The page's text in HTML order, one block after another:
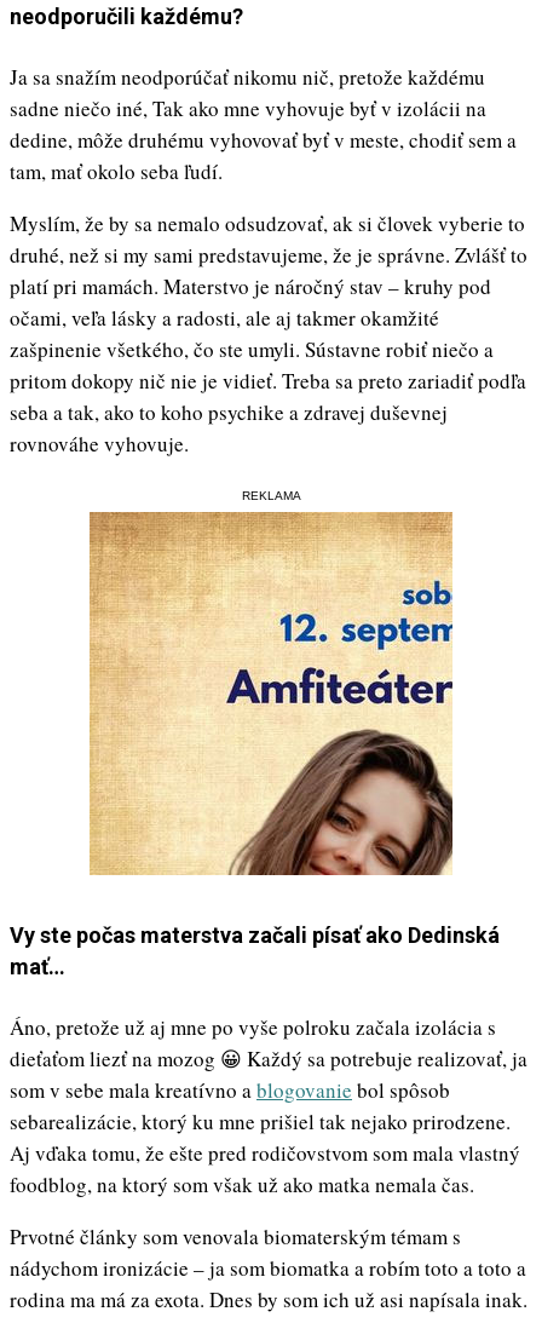
neodporučili každému?
Ja sa snažím neodporúčať nikomu nič, pretože každému
sadne niečo iné, Tak ako mne vyhovuje byť v izolácii na
dedine, môže druhému vyhovovať byť v meste, chodiť sem a
tam, mať okolo seba ľudí.
Myslím, že by sa nemalo odsudzovať, ak si človek vyberie to
druhé, než si my sami predstavujeme, že je správne. Zvlášť to
platí pri mamách. Materstvo je náročný stav – kruhy pod
očami, veľa lásky a radosti, ale aj takmer okamžité
zašpinenie všetkého, čo ste umyli. Sústavne robiť niečo a
pritom dokopy nič nie je vidieť. Treba sa preto zariadiť podľa
seba a tak, ako to koho psychike a zdravej duševnej
rovnováhe vyhovuje.
REKLAMA
Vy ste počas materstva začali písať ako Dedinská
mať…
Áno, pretože už aj mne po vyše polroku začala izolácia s
dieťaťom liezť na mozog 😀 Každý sa potrebuje realizovať, ja
som v sebe mala kreatívno ablogovanie bol spôsob
sebarealizácie, ktorý ku mne prišiel tak nejako prirodzene.
Aj vďaka tomu, že ešte pred rodičovstvom som mala vlastný
foodblog, na ktorý som však už ako matka nemala čas.
Prvotné články som venovala biomaterským témam s
nádychom ironizácie – ja som biomatka a robím toto a toto a
rodina ma má za exota. Dnes by som ich už asi napísala inak.